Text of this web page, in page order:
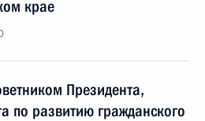
крае
Президента,
по развитию гражданского